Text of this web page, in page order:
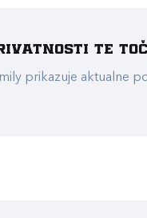
te
prikazuje aktualne